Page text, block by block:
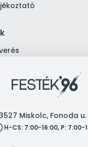
Miskolc, Fonoda u.
H-CS: 7:00-16:00, P: 7:00-